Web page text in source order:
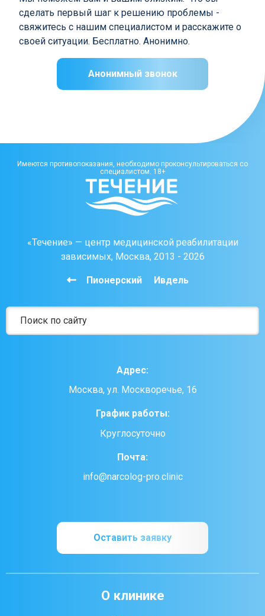
сделать первый шаг к решению проблемы -
свяжитесь с нашим специалистом и расскажите о
своей ситуации. Бесплатно. Анонимно.
Анонимный звонок
Имеются противопоказания, необходимо проконсультироваться со
специалистом. 18+
«Течение» — центр медицинской реабилитации
зависимых, Москва, 2013 - 2026
Пионерский Ивдель
Адрес:
Москва, ул. Москворечье, 16
График работы:
Круглосуточно
Почта:
info@narcolog-pro.clinic
Оставить заявку
О клинике